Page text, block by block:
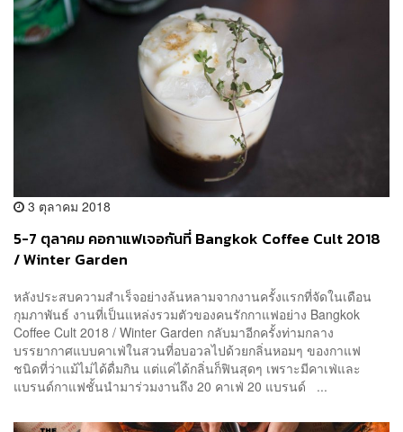
3 ตุลาคม 2018
5-7 ตุลาคม คอกาแฟเจอกันที่ Bangkok Coffee Cult 2018
/ Winter Garden
หลังประสบความสำเร็จอย่างล้นหลามจากงานครั้งแรกที่จัดในเดือน
กุมภาพันธ์ งานที่เป็นแหล่งรวมตัวของคนรักกาแฟอย่าง Bangkok
Coffee Cult 2018 / Winter Garden กลับมาอีกครั้งท่ามกลาง
บรรยากาศแบบคาเฟ่ในสวนที่อบอวลไปด้วยกลิ่นหอมๆ ของกาแฟ
ชนิดที่ว่าแม้ไม่ได้ดื่มกิน แต่แค่ได้กลิ่นก็ฟินสุดๆ เพราะมีคาเฟ่และ
แบรนด์กาแฟชั้นนำมาร่วมงานถึง 20 คาเฟ่ 20 แบรนด์ ...